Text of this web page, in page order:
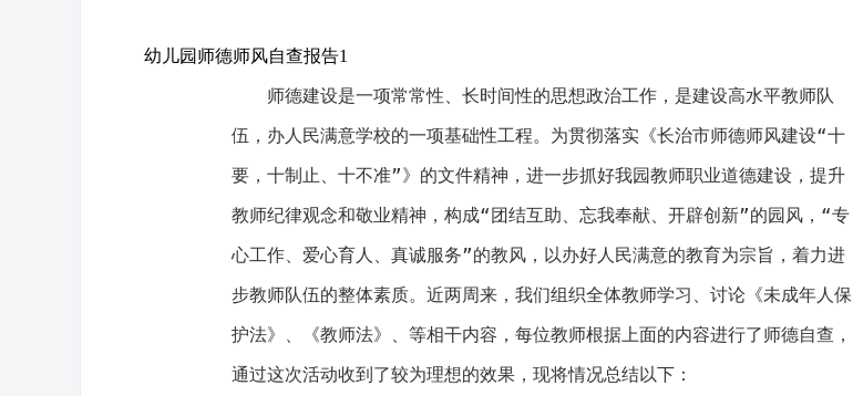
幼儿园师德师风自查报告1
师德建设是一项常常性、长时间性的思想政治工作，是建设高水平教师队
伍，办人民满意学校的一项基础性工程。为贯彻落实《长治市师德师风建设“十
要，十制止、十不准”》的文件精神，进一步抓好我园教师职业道德建设，提升
教师纪律观念和敬业精神，构成“团结互助、忘我奉献、开辟创新”的园风，“专
心工作、爱心育人、真诚服务”的教风，以办好人民满意的教育为宗旨，着力进
步教师队伍的整体素质。近两周来，我们组织全体教师学习、讨论《未成年人保
护法》、《教师法》、等相干内容，每位教师根据上面的内容进行了师德自查，
通过这次活动收到了较为理想的效果，现将情况总结以下：